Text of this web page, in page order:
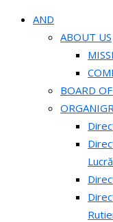
AND
ABOUT US
BOARD